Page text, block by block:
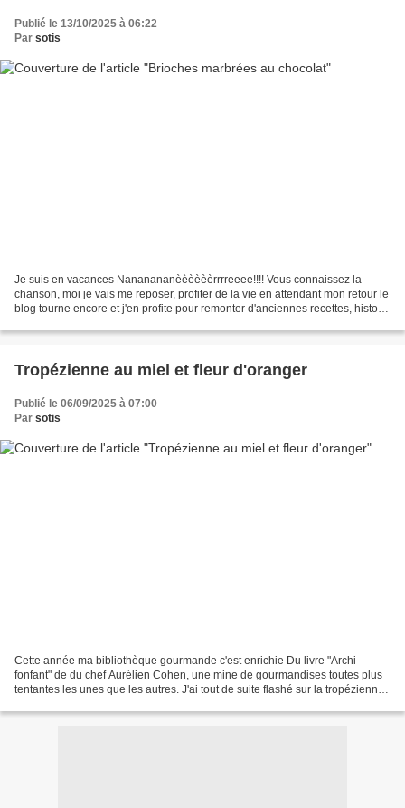
Publié le 13/10/2025 à 06:22
Par sotis
Je suis en vacances Nananananèèèèèèrrrreeee!!!! Vous connaissez la
chanson, moi je vais me reposer, profiter de la vie en attendant mon retour le
blog tourne encore et j'en profite pour remonter d'anciennes recettes, histoire
Tropézienne au miel et fleur d'oranger
Publié le 06/09/2025 à 07:00
Par sotis
Cette année ma bibliothèque gourmande c'est enrichie Du livre "Archi-
fonfant" de du chef Aurélien Cohen, une mine de gourmandises toutes plus
tentantes les unes que les autres. J'ai tout de suite flashé sur la tropézienne